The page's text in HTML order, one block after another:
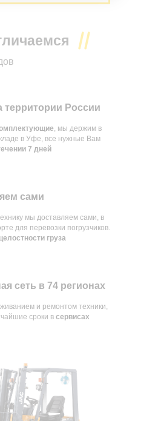
и ремонтом техники,
сроки в сервисах
сеть в 74 регионах
, мы держим в
в Уфе, все нужные Вам
7 дней
территории России
мы доставляем сами, в
для перевозки погрузчиков.
груза
сами